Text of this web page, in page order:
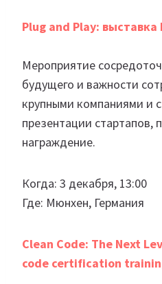
Plug and Play: выставка
Мероприятие
будущего и важности
крупными компаниями и
презентации стартапов,
награждение.
Когда: 3 декабря, 13:00
Где: Мюнхен, Германия
Clean Code: The Next
code certification